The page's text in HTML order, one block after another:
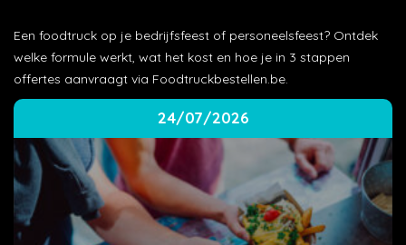
Een foodtruck op je bedrijfsfeest of personeelsfeest? Ontdek
welke formule werkt, wat het kost en hoe je in 3 stappen
offertes aanvraagt via Foodtruckbestellen.be.
24/07/2026